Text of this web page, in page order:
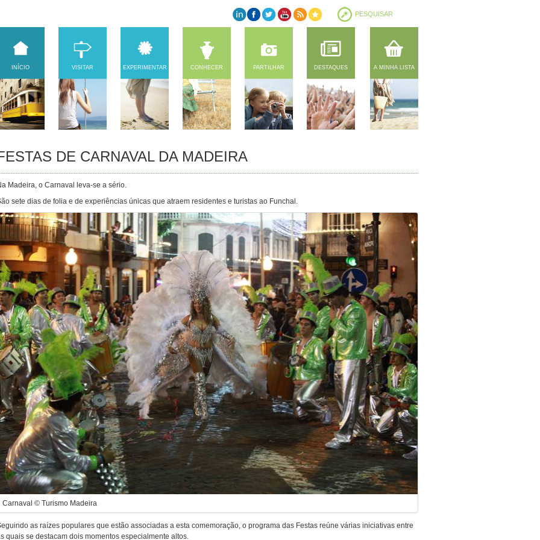
INÍCIO VISITAR EXPERIMENTAR CONHECER PARTILHAR DESTAQUES A MINHA LISTA
DE CARNAVAL DA MADEIRA
Madeira, o Carnaval leva-se a sério.
sete dias de folia e de experiências únicas que atraem residentes e turistas ao Funchal.
Carnaval © Turismo Madeira
as raízes populares que estão associadas a esta comemoração, o programa das Festas reúne várias iniciativas entre
quais se destacam dois momentos especialmente altos.